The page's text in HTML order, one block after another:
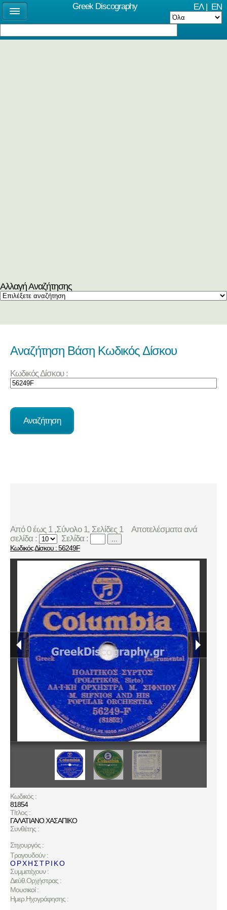
ΕΛ| EN
Αλλαγή Αναζήτησης
Αναζήτηση Βάση Κωδικός Δίσκου
Κωδικός Δίσκου :
Από 0 έως 1 ,Σύνολο 1, Σελίδες 1
Αποτελέσματα ανά
σελίδα :
Σελίδα : ...
Κωδικός Δίσκου : 56249F
Κωδικός :
81854
Τίτλος :
ΓΑΛΑΤΙΑΝΟ ΧΑΣΑΠΙΚΟ
Συνθέτης :
Στιχουργός :
Τραγουδούν :
Ο Ρ Χ Η Σ Τ Ρ Ι Κ Ο
Συμμετέχουν :
Διεύθ.Ορχήστρας :
Μουσικοί :
Ημερ.Ηχογράφησης :
Greek Discography